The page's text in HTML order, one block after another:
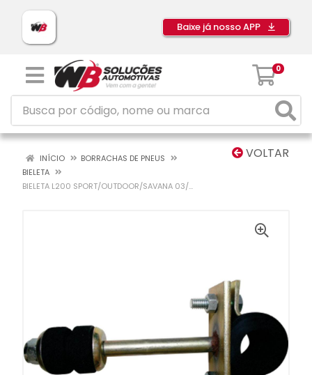
Baixe já nosso APP
0
VOLTAR
INÍCIO
BORRACHAS DE PNEUS
BIELETA
BIELETA L200 SPORT/OUTDOOR/SAVANA 03/...